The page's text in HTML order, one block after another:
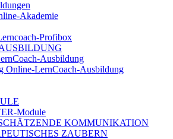
Akademie
Profibox
Ausbildung
Online-LernCoach-Ausbildung
Module
KOMMUNIKATION
ZAUBERN